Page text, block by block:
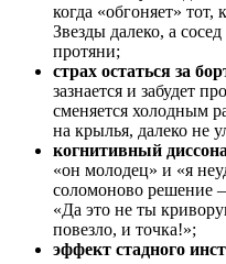
когда «обгоняет»
Звезды далеко, а
протяни;
страх остаться за
зазнается и забудет
сменяется холодным
на крылья, далеко не
когнитивный
«он молодец» и «я
соломоново решение
«Да это не ты
повезло, и точка!»;
эффект стадного